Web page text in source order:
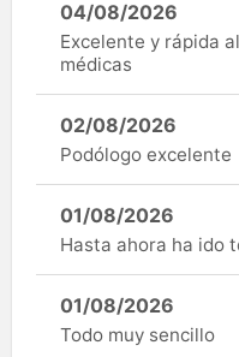
04/08/2026
Excelente y rápida
médicas
02/08/2026
Podólogo excelente
01/08/2026
Hasta ahora ha ido
01/08/2026
Todo muy sencillo